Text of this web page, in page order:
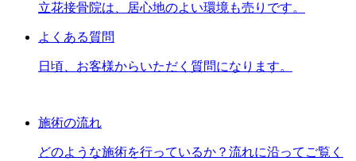
立花接骨院は、居心地のよい環境も売りです。
よくある質問
日頃、お客様からいただく質問になります。
施術の流れ
どのような施術を行っているか？流れに沿ってご覧く